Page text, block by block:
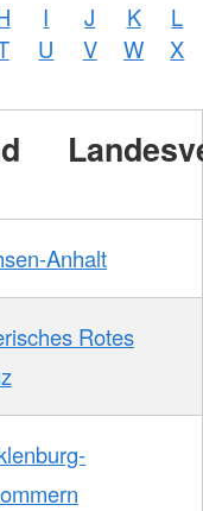
I J K
L
U V W
X
Anhalt
Rotes